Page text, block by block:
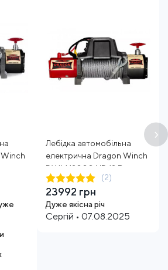
Лебідка автомобільна
електрична Dragon Winch
DWM 12000 HD 12 В трос
20 м
(2)
23992 грн
Дуже якісна річ
Сергій • 07.08.2025